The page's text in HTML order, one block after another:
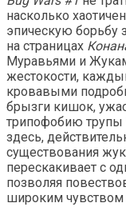
насколько
эпическую борьбу
на страницах
Муравьями и
жестокости,
кровавыми
брызги кишок,
трипофобию трупы
здесь,
существования
перескакивает с
позволяя
широким чувством